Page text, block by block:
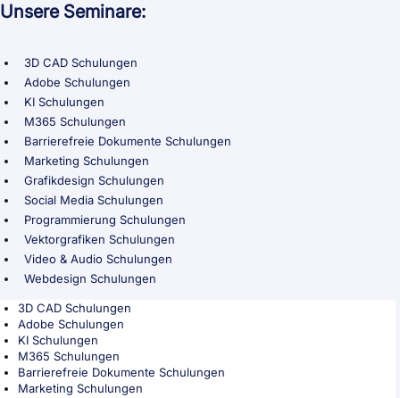
Unsere Seminare:
3D CAD Schulungen
Adobe Schulungen
KI Schulungen
M365 Schulungen
Barrierefreie Dokumente Schulungen
Marketing Schulungen
Grafikdesign Schulungen
Social Media Schulungen
Programmierung Schulungen
Vektorgrafiken Schulungen
Video & Audio Schulungen
Webdesign Schulungen
3D CAD Schulungen
Adobe Schulungen
KI Schulungen
M365 Schulungen
Barrierefreie Dokumente Schulungen
Marketing Schulungen